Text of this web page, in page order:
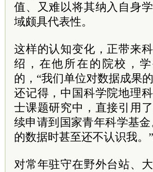
值、又难以将其纳入自身
域颇具代表性。
这样的认知变化，正带来
绍，在他所在的院校，
的，“我们单位对数据成果
还记得，中国科学院地理
士课题研究中，直接引用
续申请到国家青年科学基
的数据时甚至还不认识我。”
对常年驻守在野外台站、